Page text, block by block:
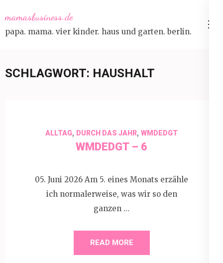
to
content
mamasbusiness.de
papa. mama. vier kinder. haus und garten. berlin.
SCHLAGWORT: HAUSHALT
ALLTAG, DURCH DAS JAHR, WMDEDGT
WMDEDGT – 6
05. Juni 2026 Am 5. eines Monats erzähle
ich normalerweise, was wir so den
ganzen …
READ MORE